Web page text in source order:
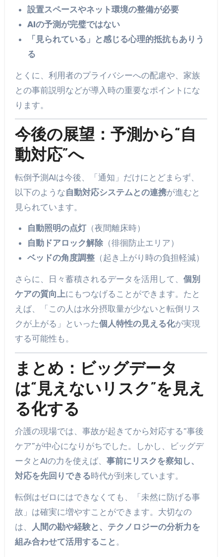
設置スペースやネット環境の整備が必要
AIの予測が完璧ではない
「見られている」と感じる心理的抵抗もありう
る
とくに、利用者のプライバシーへの配慮や、家族
との事前説明などが導入時の重要なポイントにな
ります。
今後の展望：予測から“自
動対応”へ
転倒予測AIは今後、「通知」だけにとどまらず、
以下のような自動対応システムとの連携が進むと
見られています。
自動照明の点灯（夜間離床時）
自動ドアロック解除 （徘徊防止エリア）
ベッドの角度調整 （起き上がり時の負担軽減）
さらに、日々蓄積されるデータを活用して、 個別
ケアの質向上にもつなげることができます。たと
えば、「この人は水分摂取量が少ないと転倒リス
クが上がる」といった個人特性の見える化が実現
する可能性も。
まとめ：ビッグデータ
は“見えないリスク”を見え
る化する
介護の現場では、事故が起きてから対応する“事後
ケア”が中心になりがちでした。しかし、ビッグデ
ータとAIの力を使えば、 事前にリスクを察知し、
対応を先回りできる時代が到来しています。
転倒はゼロにはできなくても、「未然に防げる事
故」は確実に増やすことができます。大切なの
は、
人間の勘や経験と、テクノロジーの分析力を
組み合わせて活用すること 。